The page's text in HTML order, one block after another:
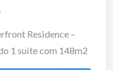
Residence –
1 suíte com 148m2